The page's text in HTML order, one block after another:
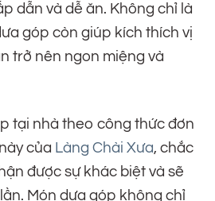
dẫn và dễ ăn. Không chỉ là
góp còn giúp kích thích vị
trở nên ngon miệng và
tại nhà theo công thức đơn
của Làng Chài Xưa, chắc
được sự khác biệt và sẽ
Món dưa góp không chỉ